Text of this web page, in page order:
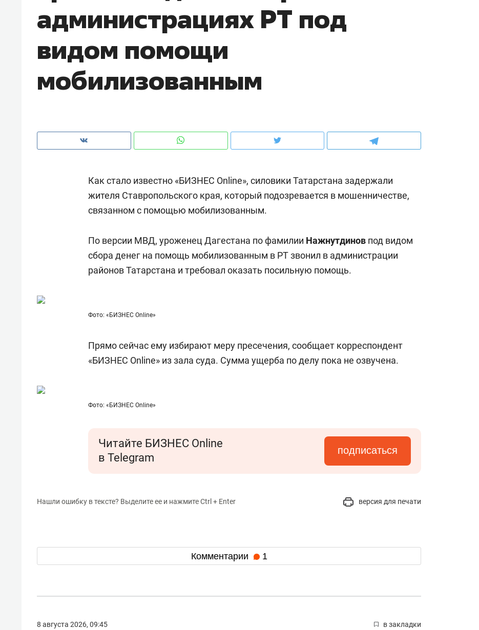
администрациях РТ под
видом помощи
мобилизованным
Как стало известно «БИЗНЕС Online», силовики Татарстана задержали
жителя Ставропольского края, который подозревается в мошенничестве,
связанном с помощью мобилизованным.
По версии МВД, уроженец Дагестана по фамилии Нажнутдинов под видом
сбора денег на помощь мобилизованным в РТ звонил в администрации
районов Татарстана и требовал оказать посильную помощь.
Фото: «БИЗНЕС Online»
Прямо сейчас ему избирают меру пресечения, сообщает корреспондент
«БИЗНЕС Online» из зала суда. Сумма ущерба по делу пока не озвучена.
Фото: «БИЗНЕС Online»
Читайте БИЗНЕС Online
в Telegram
подписаться
Нашли ошибку в тексте? Выделите ее и нажмите Ctrl + Enter версия для печати
Комментарии 1
8 августа 2026, 09:45 в закладки
рынки, почему надо знать аксакалов и
чем интересен Оман?
Рекомендуем
Опыт выживания в дикой
природе, работа
состоянием как основа
антихрупких команд
Рекомендуем
Мексика, рок-концерт
и вагон с чак-чаком: как
«Гонка Героев»
Рекомендуем
«Прорывы случались каждые
Казани